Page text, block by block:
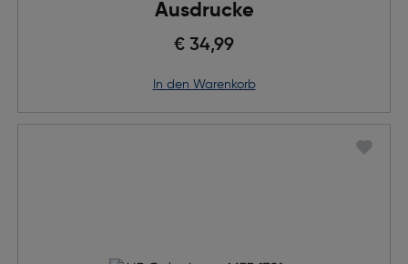
Ausdrucke
€ 34,99
in den Warenkorb